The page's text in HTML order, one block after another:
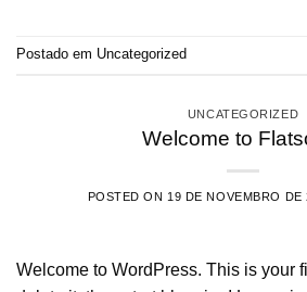
Postado em Uncategorized
UNCATEGORIZED
Welcome to
POSTED ON 19 DE NOVEMBRO DE
Welcome to WordPress. This is your